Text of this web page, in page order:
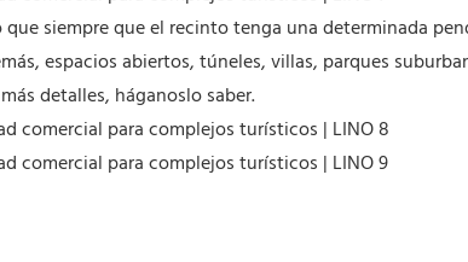
siempre que el recinto tenga una determinada
espacios abiertos, túneles, villas, parques
detalles, háganoslo saber.